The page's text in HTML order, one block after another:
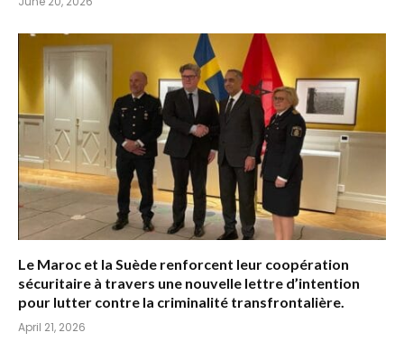
Le Maroc et la Suède renforcent leur coopération
sécuritaire à travers une nouvelle lettre d’intention
pour lutter contre la criminalité transfrontalière.
April 21, 2026